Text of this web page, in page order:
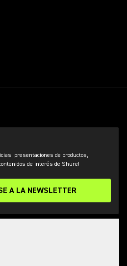
presentaciones de productos,
de interés de Shure!
A LA NEWSLETTER